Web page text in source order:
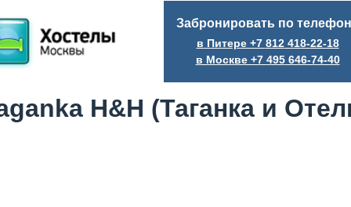
Забронировать по
в Питере +7 812418-22-18
в Москве +7 495646-74-40
H&H (Таганка и